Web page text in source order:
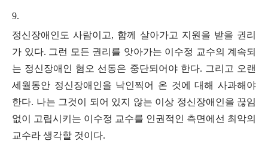
9.
정신장애인도 사람이고, 함께 살아가고 지원을 받을 권리
가 있다. 그런 모든 권리를 앗아가는 이수정 교수의 계속되
는 정신장애인 혐오 선동은 중단되어야 한다. 그리고 오랜
세월동안 정신장애인을 낙인찍어 온 것에 대해 사과해야
한다. 나는 그것이 되어 있지 않는 이상 정신장애인을 끊임
없이 고립시키는 이수정 교수를 인권적인 측면에선 최악의
교수라 생각할 것이다.